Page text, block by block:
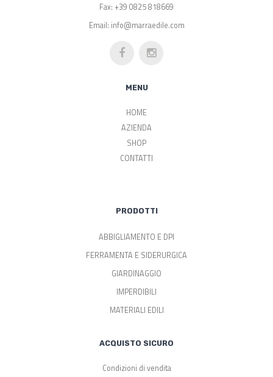
Fax: +39 0825 818669
Email: info@marraedile.com
MENU
HOME
AZIENDA
SHOP
CONTATTI
PRODOTTI
ABBIGLIAMENTO E DPI
FERRAMENTA E SIDERURGICA
GIARDINAGGIO
IMPERDIBILI
MATERIALI EDILI
ACQUISTO SICURO
Condizioni di vendita